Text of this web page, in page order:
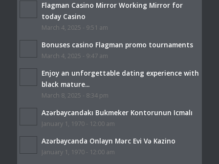
Flagman Casino Mirror Working Mirror for
today Casino
March 4, 2025 - 9:51 am
Bonuses casino Flagman promo tournaments
March 4, 2025 - 9:47 am
Enjoy an unforgettable dating experience with
black mature...
March 8, 2025 - 8:34 pm
Azərbaycandakı Bukmeker Kontorunun Icmalı
January 1, 1970 - 12:00 am
Azərbaycanda Onlayn Mərc Evi Və Kazino
January 1, 1970 - 12:00 am